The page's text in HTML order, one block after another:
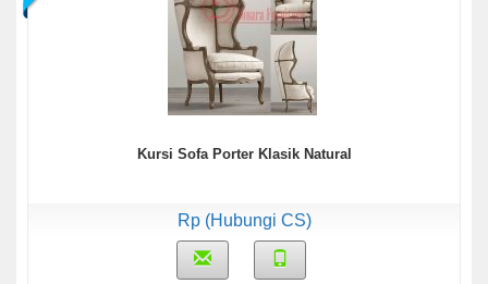
Kursi Sofa Porter Klasik Natural
Rp (Hubungi CS)